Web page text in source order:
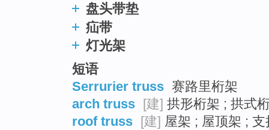
盘头带垫
疝带
灯光架
短语
Serrurier truss 赛路里桁架
arch truss [建] 拱形桁架 ; 拱式
roof truss [建] 屋架 ; 屋顶架 ;